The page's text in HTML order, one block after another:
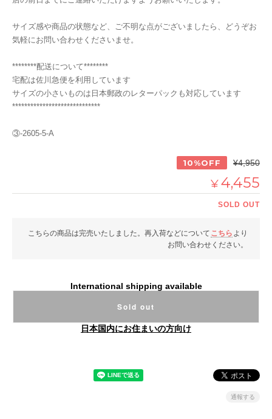
サイズ感や商品の状態など、ご不明な点がございましたら、どうぞお
気軽にお問い合わせくださいませ。
********配送について********
宅配は佐川急便を利用しています
サイズの小さいものは日本郵政のレターパックも対応しています
*****************************
③-2605-5-A
10%OFF ¥4,950
¥4,455
SOLD OUT
こちらの商品は完売いたしました。再入荷などについて こちら より
お問い合わせください。
International shipping available
Sold out
日本国内にお住まいの方向け
通報する